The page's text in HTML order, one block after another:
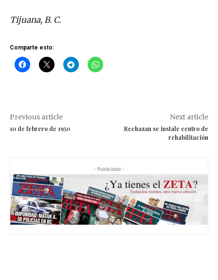
Tijuana, B. C.
Comparte esto:
Previous article
10 de febrero de 1950
Next article
Rechazan se instale centro de
rehabilitación
- Publicidad -